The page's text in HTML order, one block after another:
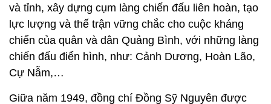
Cự Nẫm,…
Giữa năm 1949, đồng chí Đồng Sỹ Nguyên được
giao chức vụ Tỉnh đội trưởng kiêm Chính trị viên
Tỉnh đội Quảng Bình. Đồng chí đã cùng Tỉnh ủy
Quảng Bình chỉ đạo quân và dân tiếp tục củng cố
thế trận chiến tranh nhân dân, đẩy mạnh tiến công